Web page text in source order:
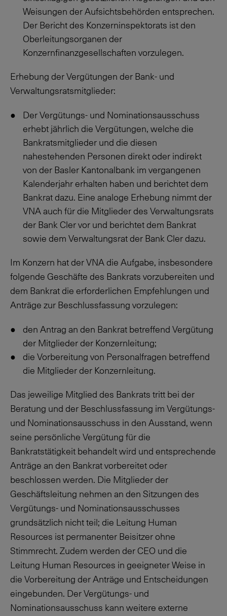
Weisungen der Aufsichtsbehörden entsprechen.
Der Bericht des Konzerninspektorats ist den
Oberleitungsorganen der
Konzernfinanzgesellschaften vorzulegen.
Erhebung der Vergütungen der Bank- und
Verwaltungsratsmitglieder:
Der Vergütungs- und Nominationsausschuss
erhebt jährlich die Vergütungen, welche die
Bankratsmitglieder und die diesen
nahestehenden Personen direkt oder indirekt
von der Basler Kantonalbank im vergangenen
Kalenderjahr erhalten haben und berichtet dem
Bankrat dazu. Eine analoge Erhebung nimmt der
VNA auch für die Mitglieder des Verwaltungsrats
der Bank Cler vor und berichtet dem Bankrat
sowie dem Verwaltungsrat der Bank Cler dazu.
Im Konzern hat der VNA die Aufgabe, insbesondere
folgende Geschäfte des Bankrats vorzubereiten und
dem Bankrat die erforderlichen Empfehlungen und
Anträge zur Beschlussfassung vorzulegen:
den Antrag an den Bankrat betreffend Vergütung
der Mitglieder der Konzernleitung;
die Vorbereitung von Personalfragen betreffend
die Mitglieder der Konzernleitung.
Das jeweilige Mitglied des Bankrats tritt bei der
Beratung und der Beschlussfassung im Vergütungs-
und Nominationsausschuss in den Ausstand, wenn
seine persönliche Vergütung für die
Bankratstätigkeit behandelt wird und entsprechende
Anträge an den Bankrat vorbereitet oder
beschlossen werden. Die Mitglieder der
Geschäftsleitung nehmen an den Sitzungen des
Vergütungs- und Nominationsausschusses
grundsätzlich nicht teil; die Leitung Human
Resources ist permanenter Beisitzer ohne
Stimmrecht. Zudem werden der CEO und die
Leitung Human Resources in geeigneter Weise in
die Vorbereitung der Anträge und Entscheidungen
eingebunden. Der Vergütungs- und
Nominationsausschuss kann weitere externe